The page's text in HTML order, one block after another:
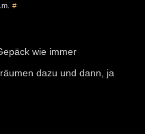
#
wie immer
dazu und dann, ja